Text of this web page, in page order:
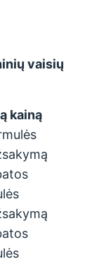
vaisių
kainą